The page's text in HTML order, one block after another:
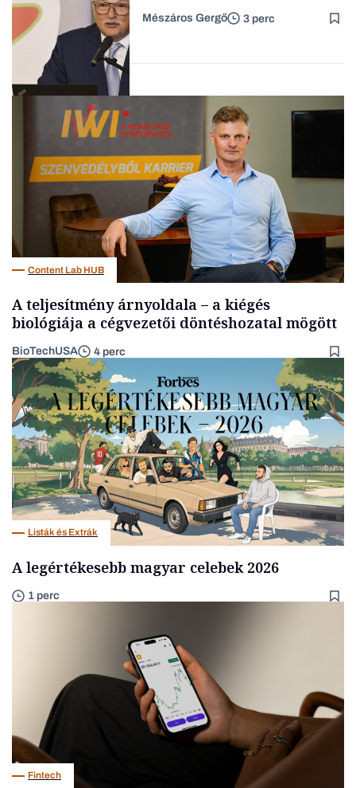
Családi
vállalkozások
Befektetés
Mészáros Gergő 3 perc
Content Lab HUB
A teljesítmény árnyoldala – a kiégés
biológiája a cégvezetői döntéshozatal mögött
BioTechUSA 4 perc
Listák és Extrák
A legértékesebb magyar celebek 2026
1 perc
Fintech